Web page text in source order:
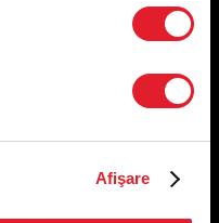
Afişare
Caen (2) 5610 -